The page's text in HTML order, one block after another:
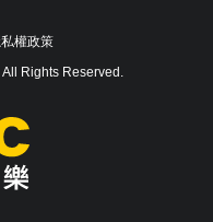
權政策
Rights Reserved.